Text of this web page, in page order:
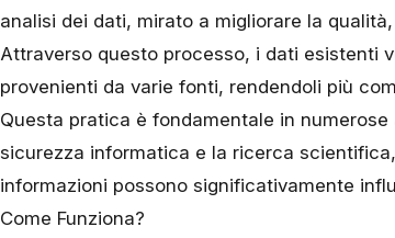
analisi dei dati, mirato a migliorare la
Attraverso questo processo, i dati esistenti
provenienti da varie fonti, rendendoli più
Questa pratica è fondamentale in
sicurezza informatica e la ricerca
informazioni possono significativamente
Come Funziona?